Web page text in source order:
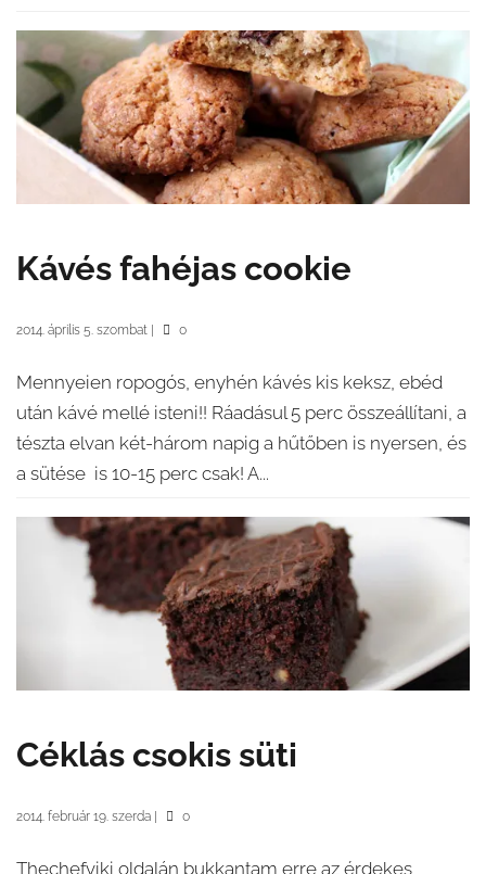
Kávés fahéjas cookie
2014. április 5. szombat 0
Mennyeien ropogós, enyhén kávés kis keksz, ebéd
után kávé mellé isteni!! Ráadásul 5 perc összeállítani, a
tészta elvan két-három napig a hűtőben is nyersen, és
a sütése is 10-15 perc csak! A...
Céklás csokis süti
2014. február 19. szerda 0
Thechefviki oldalán bukkantam erre az érdekes